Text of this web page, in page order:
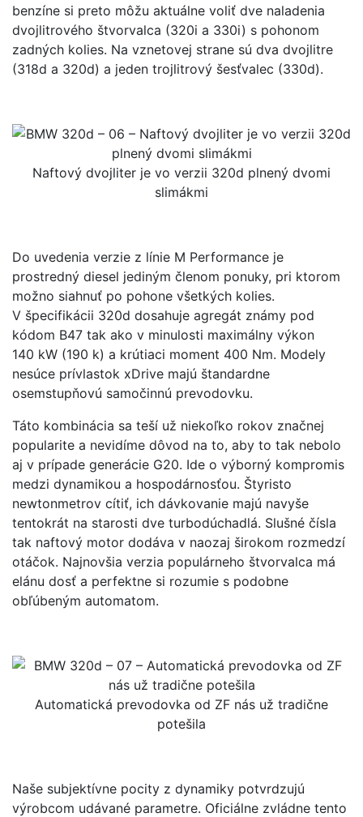
benzíne si preto môžu aktuálne voliť dve naladenia
dvojlitrového štvorvalca (320i a 330i) s pohonom
zadných kolies. Na vznetovej strane sú dva dvojlitre
(318d a 320d) a jeden trojlitrový šesťvalec (330d).
Naftový dvojliter je vo verzii 320d plnený dvomi
slimákmi
Do uvedenia verzie z línie M Performance je
prostredný diesel jediným členom ponuky, pri ktorom
možno siahnuť po pohone všetkých kolies.
V špecifikácii 320d dosahuje agregát známy pod
kódom B47 tak ako v minulosti maximálny výkon
140 kW (190 k) a krútiaci moment 400 Nm. Modely
nesúce prívlastok xDrive majú štandardne
osemstupňovú samočinnú prevodovku.
Táto kombinácia sa teší už niekoľko rokov značnej
popularite a nevidíme dôvod na to, aby to tak nebolo
aj v prípade generácie G20. Ide o výborný kompromis
medzi dynamikou a hospodárnosťou. Štyristo
newtonmetrov cítiť, ich dávkovanie majú navyše
tentokrát na starosti dve turbodúchadlá. Slušné čísla
tak naftový motor dodáva v naozaj širokom rozmedzí
otáčok. Najnovšia verzia populárneho štvorvalca má
elánu dosť a perfektne si rozumie s podobne
obľúbeným automatom.
Automatická prevodovka od ZF nás už tradične
potešila
Naše subjektívne pocity z dynamiky potvrdzujú
výrobcom udávané parametre. Oficiálne zvládne tento